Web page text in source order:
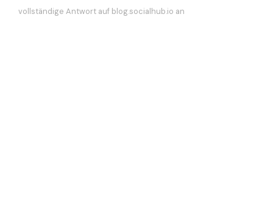
vollständige Antwort auf blog.socialhub.io an